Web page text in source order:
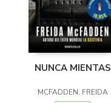
NUNCA MIENTAS
MCFADDEN, FREIDA